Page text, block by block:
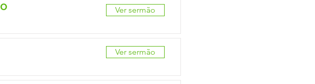
Ver sermão
Ver sermão